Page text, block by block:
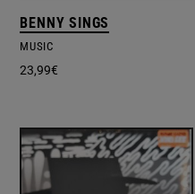
BENNY SINGS
MUSIC
23,99€